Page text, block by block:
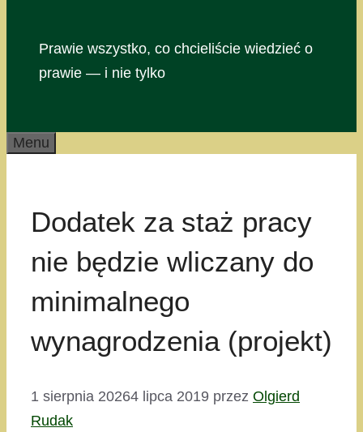
Prawie wszystko, co chcieliście wiedzieć o
prawie — i nie tylko
Menu
Dodatek za staż pracy
nie będzie wliczany do
minimalnego
wynagrodzenia (projekt)
1 sierpnia 20264 lipca 2019 przez Olgierd
Rudak